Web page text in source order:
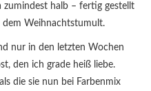
halb – fertig gestellt
dem Weihnachtstumult.
nur in den letzten Wochen
den ich grade heiß liebe.
die sie nun bei Farbenmix